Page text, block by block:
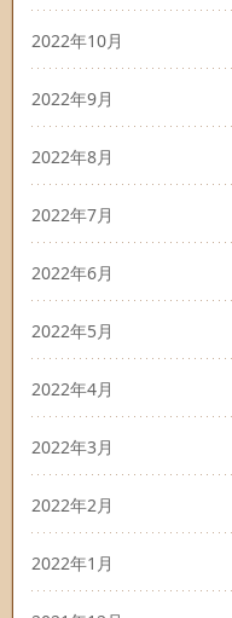
2022年10月
2022年9月
2022年8月
2022年7月
2022年6月
2022年5月
2022年4月
2022年3月
2022年2月
2022年1月